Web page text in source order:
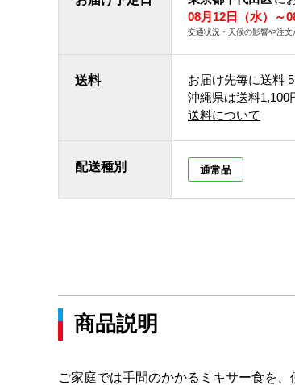
08月12日（水）～
交通状況・天候の影響や注文
送料 お届け先毎に送料
沖縄県は送料1,100
送料について
配送種別 通常品
商品説明
ご家庭では手間のかかるミキサー食を